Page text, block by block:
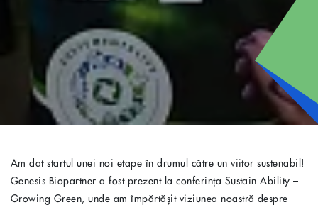
Am dat startul unei noi etape în drumul către un viitor sustenabil!
Genesis Biopartner a fost prezent la conferința Sustain Ability –
Growing Green, unde am împărtășit viziunea noastră despre